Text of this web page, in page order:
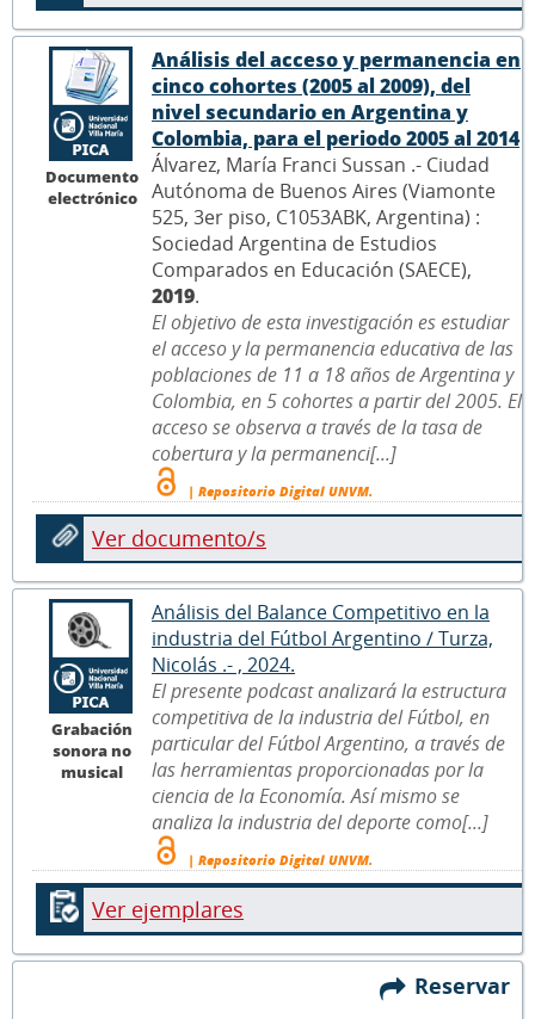
Documento
electrónico
Análisis del acceso y permanencia en
cinco cohortes (2005 al 2009), del
nivel secundario en Argentina y
Colombia, para el periodo 2005 al 2014
Álvarez, María Franci Sussan .- Ciudad
Autónoma de Buenos Aires (Viamonte
525, 3er piso, C1053ABK, Argentina) :
Sociedad Argentina de Estudios
Comparados en Educación (SAECE),
2019.
El objetivo de esta investigación es estudiar
el acceso y la permanencia educativa de las
poblaciones de 11 a 18 años de Argentina y
Colombia, en 5 cohortes a partir del 2005. El
acceso se observa a través de la tasa de
cobertura y la permanenci[...]
| Repositorio Digital UNVM.
Ver documento/s
Grabación
sonora no
musical
Análisis del Balance Competitivo en la
industria del Fútbol Argentino / Turza,
Nicolás .- , 2024.
El presente podcast analizará la estructura
competitiva de la industria del Fútbol, en
particular del Fútbol Argentino, a través de
las herramientas proporcionadas por la
ciencia de la Economía. Así mismo se
analiza la industria del deporte como[...]
| Repositorio Digital UNVM.
Ver ejemplares
Reservar